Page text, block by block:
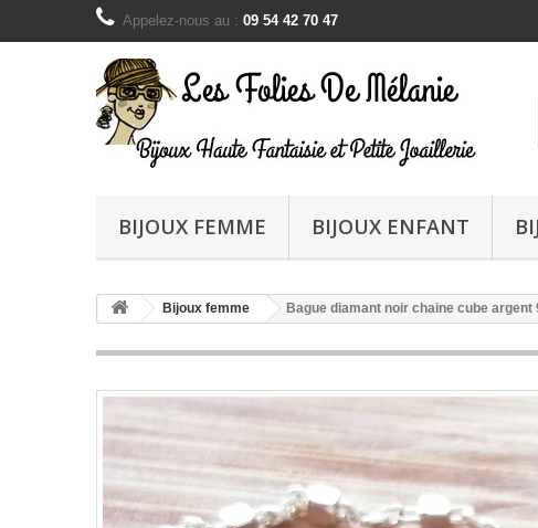
Appelez-nous au : 09 54 42 70 47
BIJOUX FEMME BIJOUX ENFANT
Bijoux femme Bague diamant noir chaine cube argent